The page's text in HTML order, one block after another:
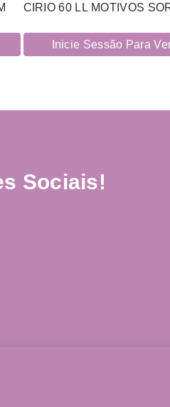
CIRIO 60 LL MOTIVOS
Inicie Sessão Para
Sociais!